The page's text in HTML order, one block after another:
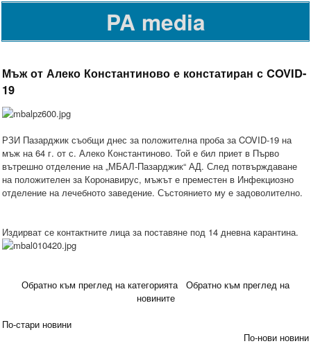
PA media
Мъж от Алеко Константиново е констатиран с COVID-
19
РЗИ Пазарджик съобщи днес за положителна проба за COVID-19 на
мъж на 64 г. от с. Алеко Константиново. Той е бил приет в Първо
вътрешно отделение на „МБАЛ-Пазарджик“ АД. След потвърждаване
на положителен за Коронавирус, мъжът е преместен в Инфекциозно
отделение на лечебното заведение. Състоянието му е задоволително.
Издирват се контактните лица за поставяне под 14 дневна карантина.
Обратно към преглед на категорията
Обратно към преглед на
новините
По-стари новини
По-нови новини